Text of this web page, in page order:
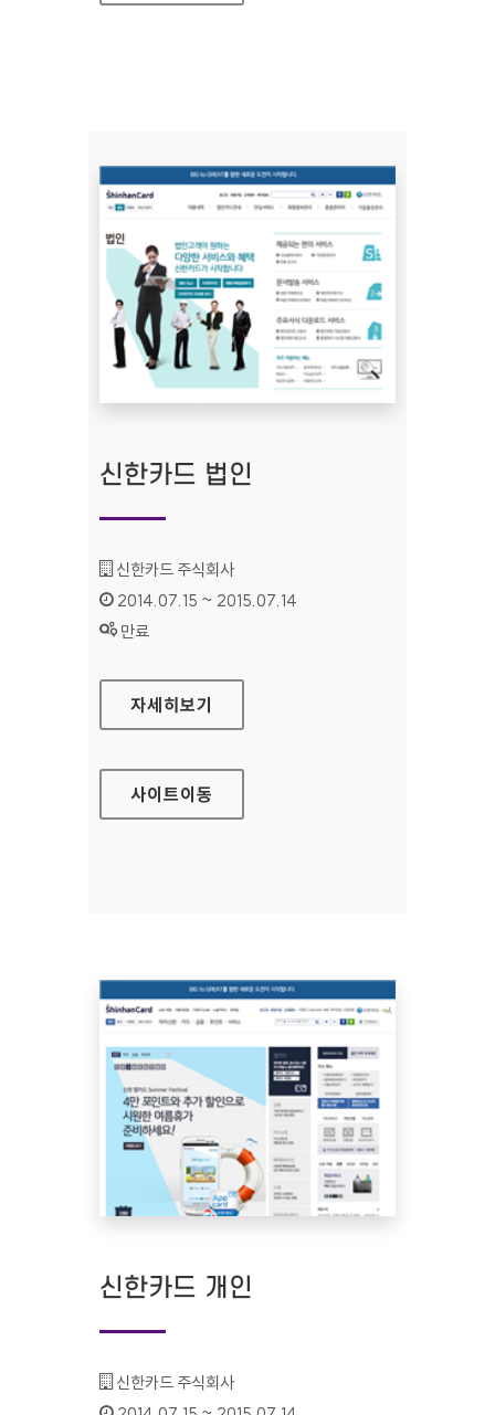
신한카드 법인
기관명 :
신한카드 주식회사
인증기간 :
2014.07.15 ~ 2015.07.14
상태 :
만료
신한카드 법인
자세히보기
사이트이동
신한카드 개인
기관명 :
신한카드 주식회사